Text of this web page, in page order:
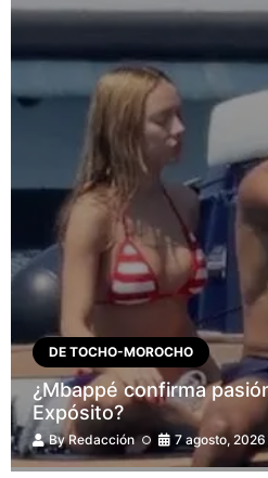
DE TOCHO-MOROCHO
¿Mbappé confirma
Expósito?
ByRedacción 7 agosto, 2026